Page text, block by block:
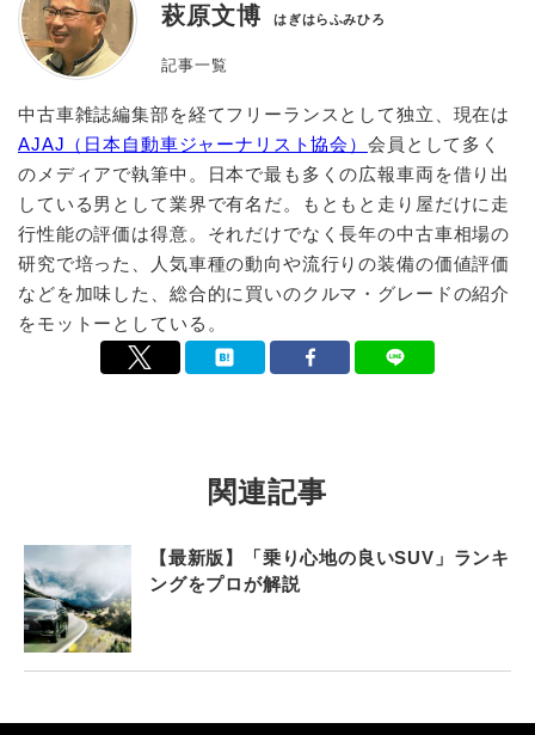
萩原文博 はぎはらふみひろ
記事一覧
中古車雑誌編集部を経てフリーランスとして独立、現在は
AJAJ（日本自動車ジャーナリスト協会） 会員として多く
のメディアで執筆中。日本で最も多くの広報車両を借り出
している男として業界で有名だ。もともと走り屋だけに走
行性能の評価は得意。それだけでなく長年の中古車相場の
研究で培った、人気車種の動向や流行りの装備の価値評価
などを加味した、総合的に買いのクルマ・グレードの紹介
をモットーとしている。
関連記事
【最新版】「乗り心地の良いSUV」ランキ
ングをプロが解説